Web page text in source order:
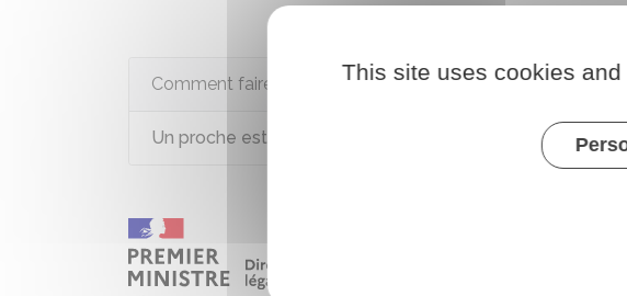
Comment faire si...
Un proche est décédé
This site uses cookies